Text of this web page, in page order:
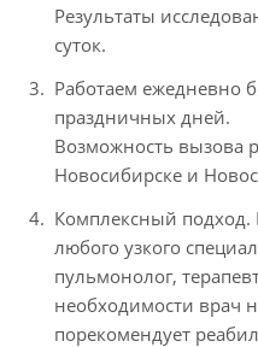
Результаты
суток.
Работаем ежедневно
праздничных дней.
Возможность вызова
Новосибирске и
Комплексный
любого узкого
пульмонолог,
необходимости врач
порекомендует